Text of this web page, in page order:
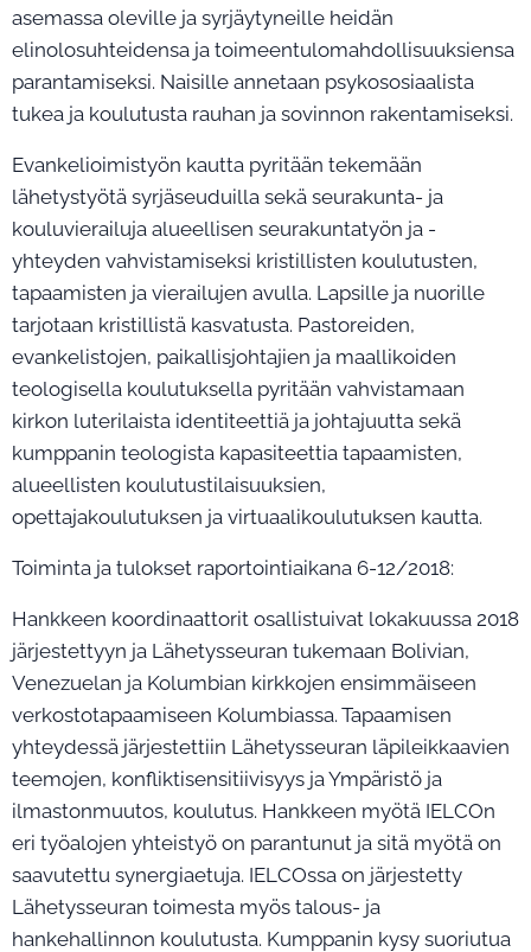
asemassa oleville ja syrjäytyneille heidän
elinolosuhteidensa ja toimeentulomahdollisuuksiensa
parantamiseksi. Naisille annetaan psykososiaalista
tukea ja koulutusta rauhan ja sovinnon rakentamiseksi.
Evankelioimistyön kautta pyritään tekemään
lähetystyötä syrjäseuduilla sekä seurakunta- ja
kouluvierailuja alueellisen seurakuntatyön ja -
yhteyden vahvistamiseksi kristillisten koulutusten,
tapaamisten ja vierailujen avulla. Lapsille ja nuorille
tarjotaan kristillistä kasvatusta. Pastoreiden,
evankelistojen, paikallisjohtajien ja maallikoiden
teologisella koulutuksella pyritään vahvistamaan
kirkon luterilaista identiteettiä ja johtajuutta sekä
kumppanin teologista kapasiteettia tapaamisten,
alueellisten koulutustilaisuuksien,
opettajakoulutuksen ja virtuaalikoulutuksen kautta.
Toiminta ja tulokset raportointiaikana 6-12/2018:
Hankkeen koordinaattorit osallistuivat lokakuussa 2018
järjestettyyn ja Lähetysseuran tukemaan Bolivian,
Venezuelan ja Kolumbian kirkkojen ensimmäiseen
verkostotapaamiseen Kolumbiassa. Tapaamisen
yhteydessä järjestettiin Lähetysseuran läpileikkaavien
teemojen, konfliktisensitiivisyys ja Ympäristö ja
ilmastonmuutos, koulutus. Hankkeen myötä IELCOn
eri työalojen yhteistyö on parantunut ja sitä myötä on
saavutettu synergiaetuja. IELCOssa on järjestetty
Lähetysseuran toimesta myös talous- ja
hankehallinnon koulutusta. Kumppanin kysy suoriutua